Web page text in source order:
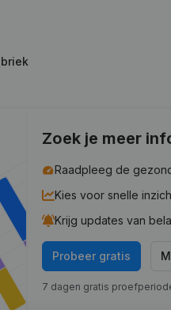
Zoek je meer
Raadpleeg de
Kies voor snelle
Krijg updates van
Probeer gratis
7 dagen gratis